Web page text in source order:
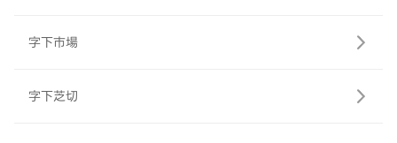
字下市場
字下芝切